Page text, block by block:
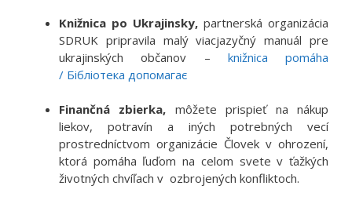
Knižnica po Ukrajinsky, partnerská organizácia
SDRUK pripravila malý viacjazyčný manuál pre
ukrajinských občanov – knižnica pomáha
/ Бібліотека допомагає
Finančná zbierka, môžete prispieť na nákup
liekov, potravín a iných potrebných vecí
prostredníctvom organizácie Človek v ohrození,
ktorá pomáha ľuďom na celom svete v ťažkých
životných chvíľach v ozbrojených konfliktoch.